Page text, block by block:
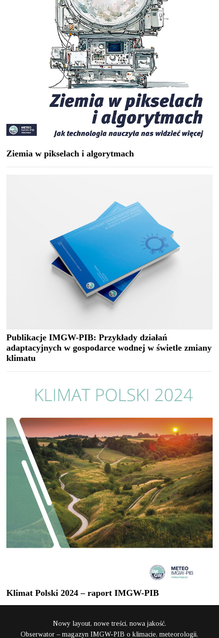
Ziemia w pikselach i algorytmach
Publikacje IMGW-PIB: Przykłady działań
adaptacyjnych w gospodarce wodnej w świetle zmiany
klimatu
Klimat Polski 2024 – raport IMGW-PIB
Nowy layout, nowe treści, nowa jakość.
Obserwator – magazyn IMGW-PIB o klimacie, meteorologii,